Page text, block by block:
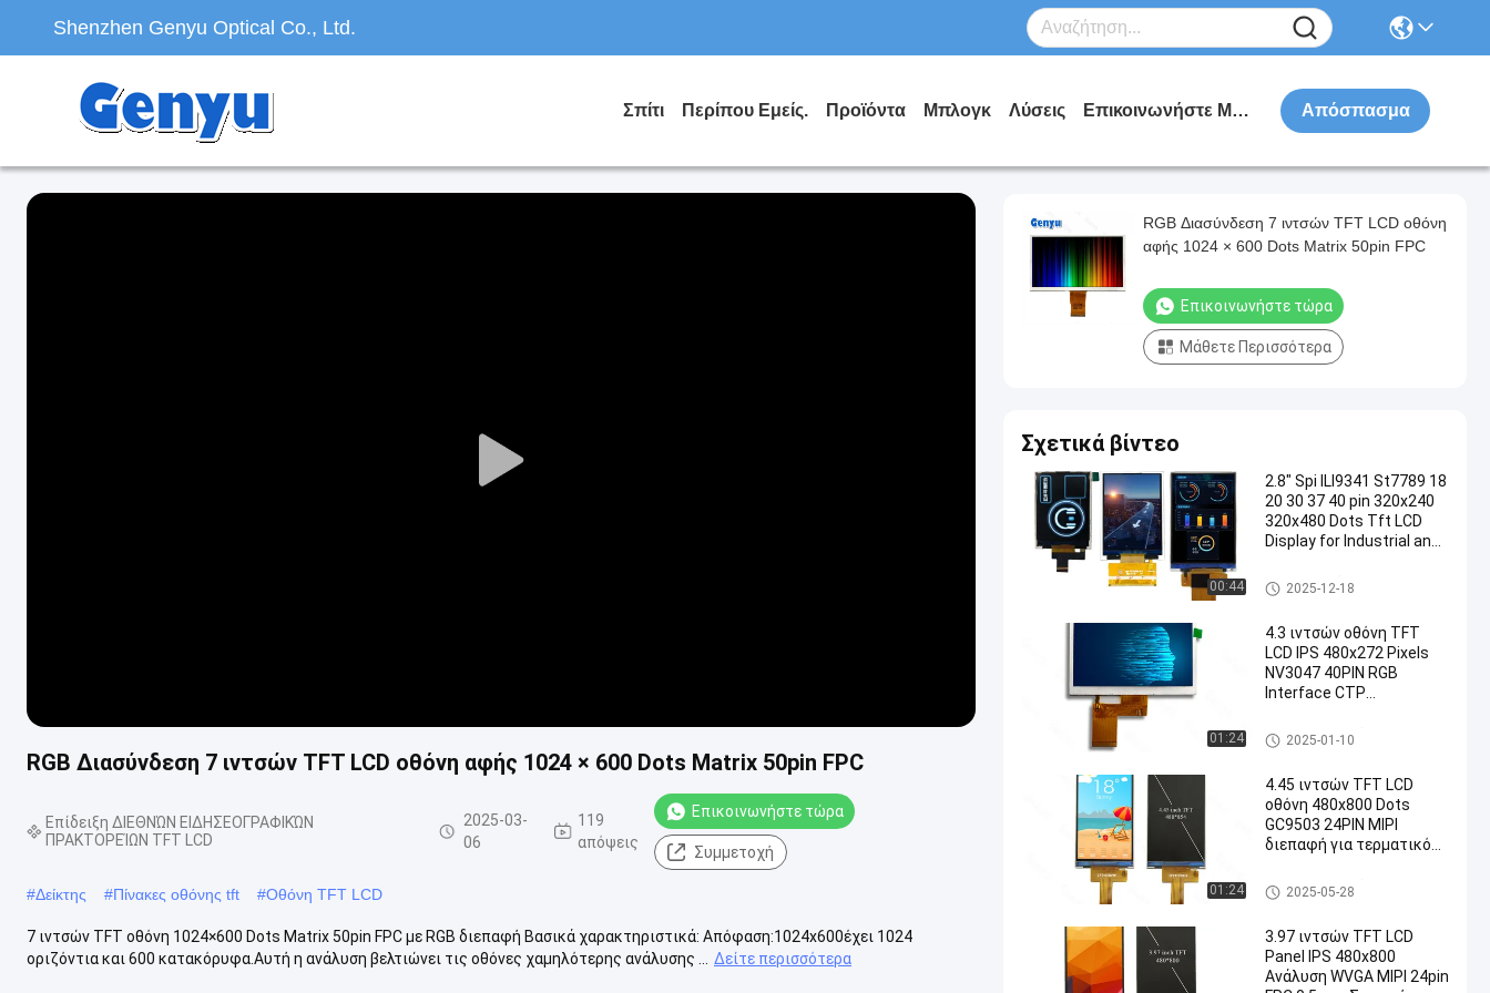
Shenzhen Genyu Optical Co., Ltd.
Σπίτι Περίπου Εμείς. Προϊόντα Μπλογκ Λύσεις Επικοινωνήστε Μαζί Μας Απόσπασμα
Play
RGB Διασύνδεση 7 ιντσών TFT LCD οθόνη αφής 1024 × 600 Dots Matrix 50pin FPC
Επίδειξη ΔΙΕΘΝΏΝ ΕΙΔΗΣΕΟΓΡΑΦΙΚΏΝ
ΠΡΑΚΤΟΡΕΊΩΝ TFT LCD
2025-03-
06
119
απόψεις
Επικοινωνήστε τώρα
Συμμετοχή
#Δείκτης #Πίνακες οθόνης tft #Οθόνη TFT LCD
7 ιντσών TFT οθόνη 1024×600 Dots Matrix 50pin FPC με RGB διεπαφή Βασικά χαρακτηριστικά: Απόφαση:1024x600έχει 1024
οριζόντια και 600 κατακόρυφα.Αυτή η ανάλυση βελτιώνει τις οθόνες χαμηλότερης ανάλυσης ...
Δείτε περισσότερα
RGB Διασύνδεση 7 ιντσών TFT LCD οθόνη
αφής 1024 × 600 Dots Matrix 50pin FPC
Επικοινωνήστε τώρα
Μάθετε Περισσότερα
Σχετικά βίντεο
00:44
2.8" Spi ILI9341 St7789 18
20 30 37 40 pin 320x240
320x480 Dots Tft LCD
Display for Industrial and
Πίνακας οθόνης LCD TFT
2025-12-18
01:24
4.3 ιντσών οθόνη TFT
LCD IPS 480x272 Pixels
NV3047 40PIN RGB
Interface CTP
Επίδειξη ΔΙΕΘΝΏΝ ΕΙΔΗΣΕΟΓ
ΡΑΦΙΚΏΝ ΠΡΑΚΤΟΡΕΊΩΝ TFT
2025-01-10
01:24
4.45 ιντσών TFT LCD
οθόνη 480x800 Dots
GC9503 24PIN MIPI
διεπαφή για τερματικό
Επίδειξη ΔΙΕΘΝΏΝ ΕΙΔΗΣΕΟΓ
ΡΑΦΙΚΏΝ ΠΡΑΚΤΟΡΕΊΩΝ TFT
2025-05-28
3.97 ιντσών TFT LCD
Panel IPS 480x800
Ανάλυση WVGA MIPI 24pin